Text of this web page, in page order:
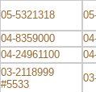
05-5321318
04-8359000
04-24961100
03-2118999
#5533